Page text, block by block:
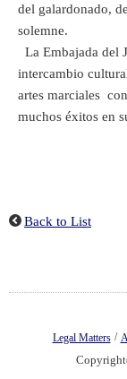
del galardonado,
solemne.
La Embajada del
intercambio
artes marciales
muchos éxitos en
Back to List
Legal Matters /